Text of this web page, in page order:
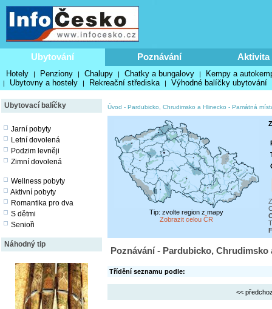
Ubytování Poznávání Aktivita
Hotely | Penziony | Chalupy | Chatky a bungalovy | Kempy a
| Ubytovny a hostely | Rekreační střediska | Výhodné balíčky ubytování
Ubytovací balíčky
Jarní pobyty
Letní dovolená
Podzim levněji
Zimní dovolená
Wellness pobyty
Aktivní pobyty
Romantika pro dva
S dětmi
Senioři
Náhodný tip
Úvod - Pardubicko, Chrudimsko a Hlinecko - Památná
Tip: zvolte region z mapy
Zobrazit celou ČR
Poznávání - Pardubicko,
Třídění seznamu podle:
<<